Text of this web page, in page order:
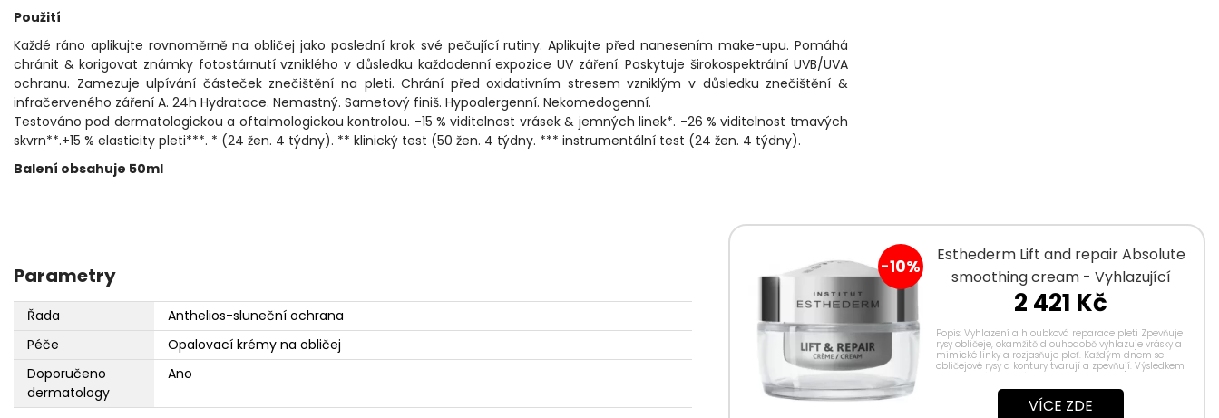
Použití
Každé ráno aplikujte rovnoměrně na obličej jako poslední krok své pečující rutiny. Aplikujte před nanesením make-upu. Pomáhá
chránit & korigovat známky fotostárnutí vzniklého v důsledku každodenní expozice UV záření. Poskytuje širokospektrální UVB/UVA
ochranu. Zamezuje ulpívání částeček znečištění na pleti. Chrání před oxidativním stresem vzniklým v důsledku znečištění &
infračerveného záření A. 24h Hydratace. Nemastný. Sametový finiš. Hypoalergenní. Nekomedogenní.
Testováno pod dermatologickou a oftalmologickou kontrolou. -15 % viditelnost vrásek & jemných linek*. -26 % viditelnost tmavých
skvrn**.+15 % elasticity pleti***. * (24 žen. 4 týdny). ** klinický test (50 žen. 4 týdny. *** instrumentální test (24 žen. 4 týdny).
Balení obsahuje 50ml
Parametry
Řada
Anthelios-sluneční ochrana
Péče
Opalovací krémy na obličej
Doporučeno
dermatology
Ano
-10%
Esthederm Lift and repair Absolute
smoothing cream - Vyhlazující
krém
2 421 Kč
Popis: Vyhlazení a hloubková reparace pleti Zpevňuje
rysy obličeje, okamžitě dlouhodobě vyhlazuje vrásky a
mimické linky a rozjasňuje pleť. Každým dnem se
obličejové rysy a kontury tvarují a zpevňují. Výsledkem
VÍCE ZDE